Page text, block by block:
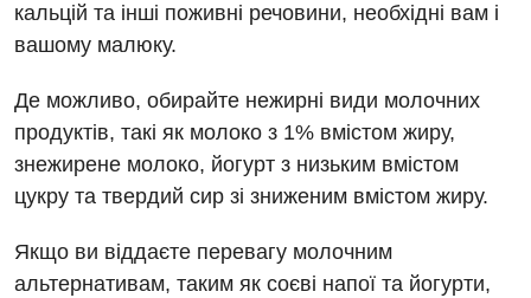
Травматологія і ортопедія
Фізіотерапія
Хірургічне відділення
Для дітей
Дитяча алергологія
кальцій та інші поживні речовини, необхідні вам і
вашому малюку.
Де можливо, обирайте нежирні види молочних
продуктів, такі як молоко з 1% вмістом жиру,
знежирене молоко, йогурт з низьким вмістом
цукру та твердий сир зі зниженим вмістом жиру.
Якщо ви віддаєте перевагу молочним
альтернативам, таким як соєві напої та йогурти,